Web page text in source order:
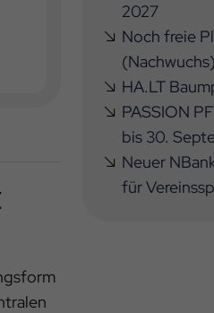
2027
Noch freie
HA.LT
PASSION
bis 30.
Neuer
für